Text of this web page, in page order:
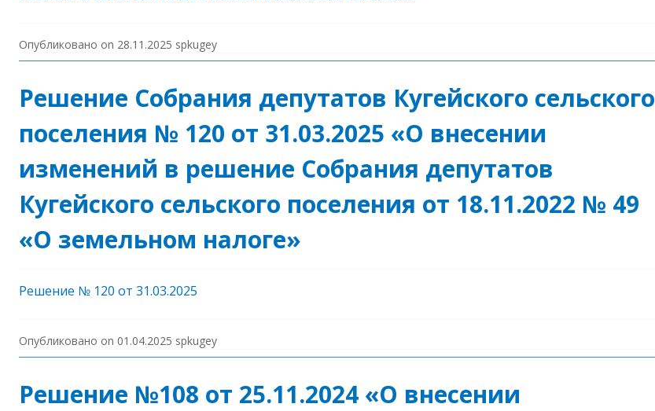
Опубликовано on 28.11.2025 spkugey
Решение Собрания депутатов Кугейского сельского
поселения № 120 от 31.03.2025 «О внесении
изменений в решение Собрания депутатов
Кугейского сельского поселения от 18.11.2022 № 49
«О земельном налоге»
Решение № 120 от 31.03.2025
Опубликовано on 01.04.2025 spkugey
Решение №108 от 25.11.2024 «О внесении